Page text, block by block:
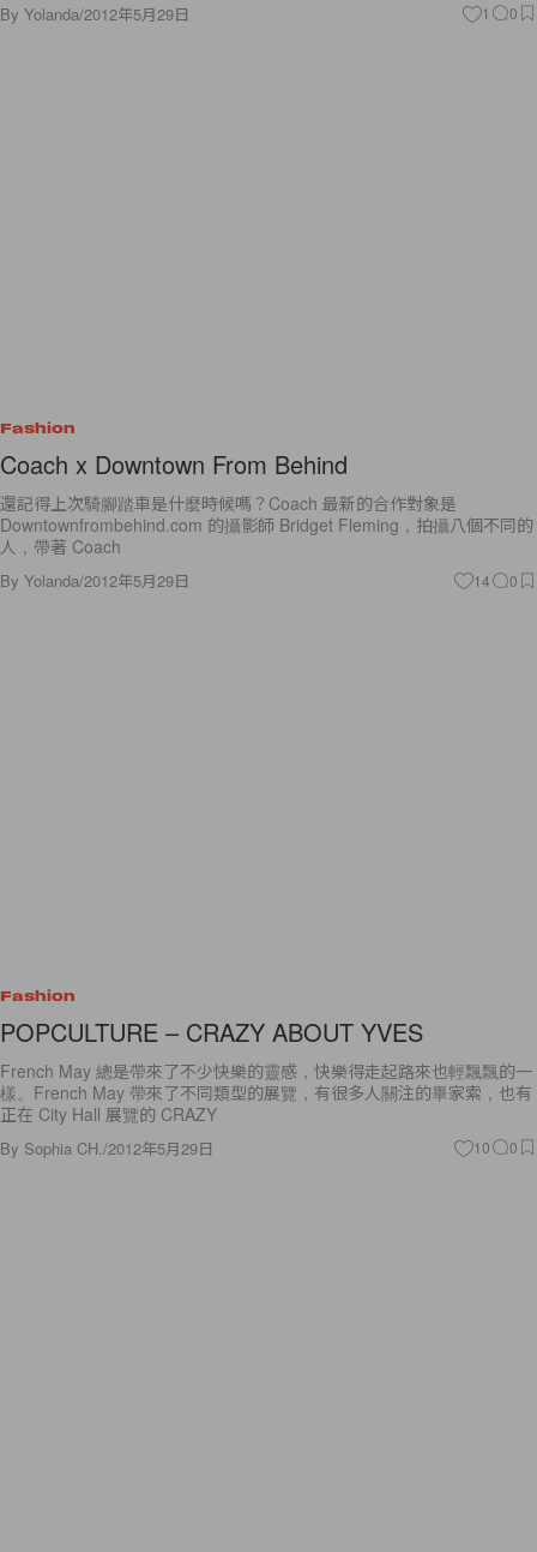
By Yolanda/2012年5月29日 1 0
Fashion
Coach x Downtown From Behind
還記得上次騎腳踏車是什麼時候嗎？Coach 最新的合作對象是
Downtownfrombehind.com 的攝影師 Bridget Fleming，拍攝八個不同的
人，帶著 Coach
By Yolanda/2012年5月29日 14 0
Fashion
POPCULTURE – CRAZY ABOUT YVES
French May 總是帶來了不少快樂的靈感，快樂得走起路來也輕飄飄的一
樣。French May 帶來了不同類型的展覽，有很多人關注的畢家索，也有
正在 City Hall 展覽的 CRAZY
By Sophia CH./2012年5月29日 10 0